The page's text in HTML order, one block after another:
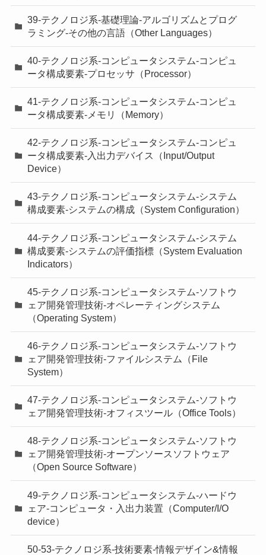
39-テクノロジ系-基礎理論-アルゴリズムとプログ
ラミング-その他の言語（Other Languages）
40-テクノロジ系-コンピュータシステム-コンピュ
ータ構成要素-プロセッサ（Processor）
41-テクノロジ系-コンピュータシステム-コンピュ
ータ構成要素-メモリ（Memory）
42-テクノロジ系-コンピュータシステム-コンピュ
ータ構成要素-入出力デバイス（Input/Output
Device）
43-テクノロジ系-コンピュータシステム-システム
構成要素-システムの構成（System Configuration）
44-テクノロジ系-コンピュータシステム-システム
構成要素-システムの評価指標（System Evaluation
Indicators）
45-テクノロジ系-コンピュータシステム-ソフトウ
ェア開発管理技術-オペレーティングシステム
（Operating System）
46-テクノロジ系-コンピュータシステム-ソフトウ
ェア開発管理技術-ファイルシステム（File
System）
47-テクノロジ系-コンピュータシステム-ソフトウ
ェア開発管理技術-オフィスツール（Office Tools）
48-テクノロジ系-コンピュータシステム-ソフトウ
ェア開発管理技術-オープンソースソフトウェア
（Open Source Software）
49-テクノロジ系-コンピュータシステム-ハードウ
ェア-コンピュータ・入出力装置（Computer/I/O
device）
50-53-テクノロジ系-技術要素-情報デザイン&情報